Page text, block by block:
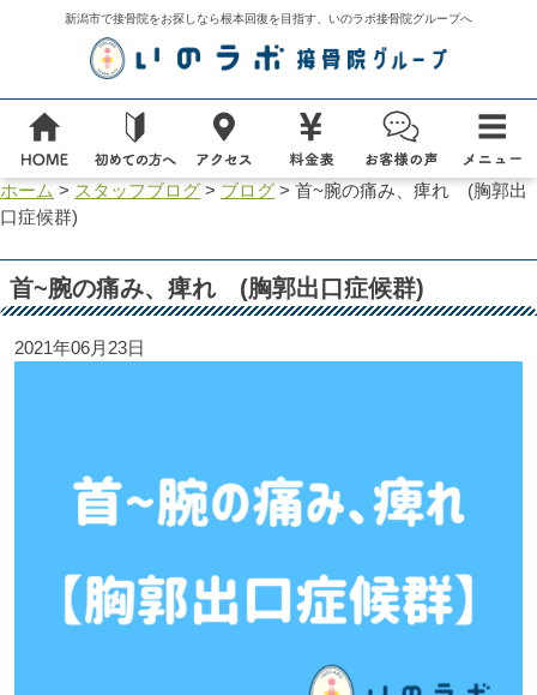
新潟市で接骨院をお探しなら根本回復を目指す、いのラボ接骨院グループへ
ホーム > スタッフブログ> ブログ> 首~腕の痛み、痺れ (胸郭出
口症候群)
首~腕の痛み、痺れ (胸郭出口症候群)
2021年06月23日